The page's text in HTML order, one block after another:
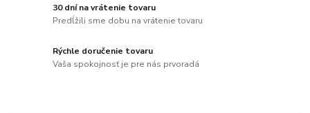
30 dní na vrátenie tovaru
Predĺžili sme dobu na vrátenie tovaru
Rýchle doručenie tovaru
Vaša spokojnosť je pre nás prvoradá